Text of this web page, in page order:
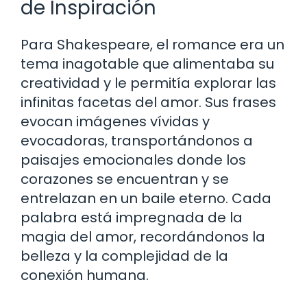
de Inspiración
Para Shakespeare, el romance era un
tema inagotable que alimentaba su
creatividad y le permitía explorar las
infinitas facetas del amor. Sus frases
evocan imágenes vívidas y
evocadoras, transportándonos a
paisajes emocionales donde los
corazones se encuentran y se
entrelazan en un baile eterno. Cada
palabra está impregnada de la
magia del amor, recordándonos la
belleza y la complejidad de la
conexión humana.